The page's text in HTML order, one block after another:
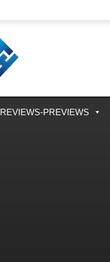
REVIEWS-PREVIEWS